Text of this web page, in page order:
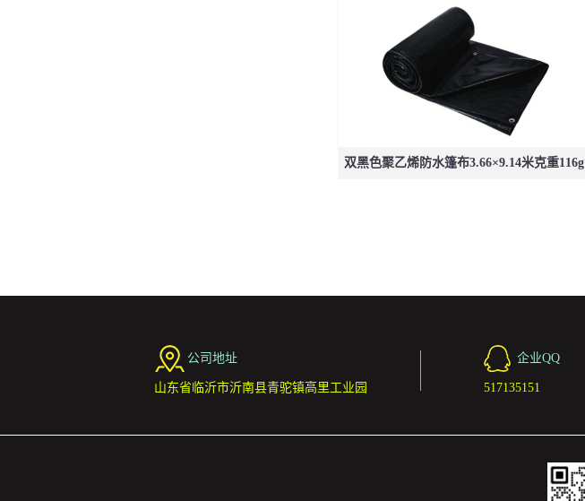
双黑色聚乙烯防水篷布3.66×9.14米克重116g
公司地址
山东省临沂市沂南县青驼镇高里工业园
企业QQ
517135151